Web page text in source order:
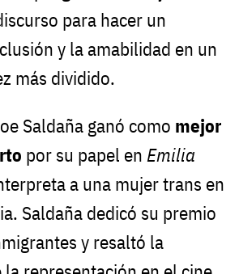
para hacer un
y la amabilidad en un
más dividido.
Saldaña ganó como mejor
por su papel en Emilia
a una mujer trans en
Saldaña dedicó su premio
y resaltó la